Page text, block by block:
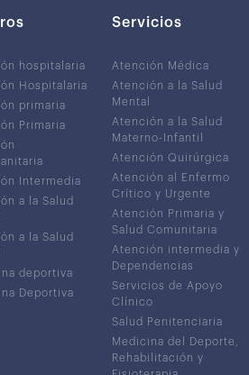
hospitalaria
Hospitalaria
primaria
Primaria
Intermedia
a la Salud
a la Salud
deportiva
Deportiva
Servicios
Atención Médica
Atención a la Salud
Mental
Atención a la Salud
Materno-Infantil
Atención Quirúrgica
Atención al Enfermo
Crítico y Urgente
Atención Primaria y
Salud Comunitaria
Atención intermedia y
Dependencias
Servicios de Apoyo
Clínico
Salud Penitenciaria
Medicina del Deporte,
Rehabilitación y